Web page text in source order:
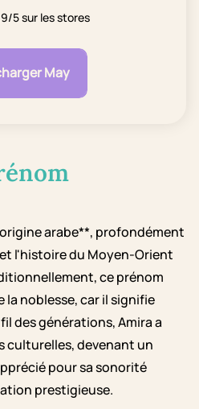
5 sur les stores
May
arabe**, profondément
l'histoire du Moyen-Orient
ce prénom
noblesse, car il signifie
des générations, Amira a
culturelles, devenant un
pour sa sonorité
prestigieuse.